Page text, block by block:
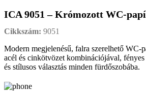
ICA 9051 – Krómozott WC-
Cikkszám: 9051
Modern megjelenésű, falra szerelhető WC-
acél és cinkötvözet kombinációjával,
és stílusos választás minden fürdőszobába.